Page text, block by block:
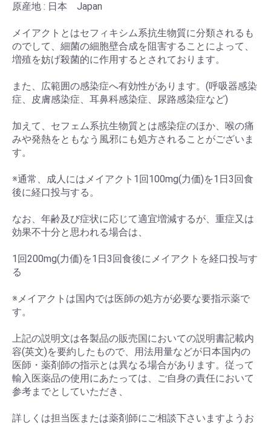
原産地 : 日本 Japan
メイアクトとはセフィキシム系抗生物質に分類されるも
のでして、細菌の細胞壁合成を阻害することによって、
増殖を妨げ殺菌的に作用するとされております。
また、広範囲の感染症へ有効性があります。(呼吸器感染
症、皮膚感染症、耳鼻科感染症、尿路感染症など)
加えて、セフェム系抗生物質とは感染症のほか、喉の痛
みや発熱をともなう風邪にも処方されることがございま
す。
※通常、成人にはメイアクト1回100mg(力価)を1日3回食
後に経口投与する。
なお、年齢及び症状に応じて適宜増減するが、重症又は
効果不十分と思われる場合は、
1回200mg(力価)を1日3回食後にメイアクトを経口投与す
る
※メイアクトは国内では医師の処方が必要な要指示薬で
す。
上記の説明文は各製品の販売国においての説明書記載内
容(英文)を要約したもので、用法用量などが日本国内の
医師・薬剤師の指示とは異なる場合があります。従って
輸入医薬品の使用にあたっては、ご自身の責任において
参考までとしていただき、
詳しくは担当医または薬剤師にご相談下さいますようお